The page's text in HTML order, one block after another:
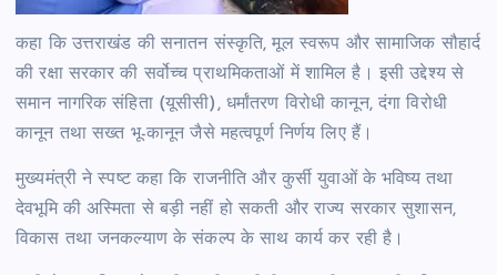
कहा कि उत्तराखंड की सनातन संस्कृति, मूल स्वरूप और सामाजिक सौहार्द
की रक्षा सरकार की सर्वोच्च प्राथमिकताओं में शामिल है। इसी उद्देश्य से
समान नागरिक संहिता (यूसीसी), धर्मांतरण विरोधी कानून, दंगा विरोधी
कानून तथा सख्त भू-कानून जैसे महत्वपूर्ण निर्णय लिए हैं।
मुख्यमंत्री ने स्पष्ट कहा कि राजनीति और कुर्सी युवाओं के भविष्य तथा
देवभूमि की अस्मिता से बड़ी नहीं हो सकती और राज्य सरकार सुशासन,
विकास तथा जनकल्याण के संकल्प के साथ कार्य कर रही है।